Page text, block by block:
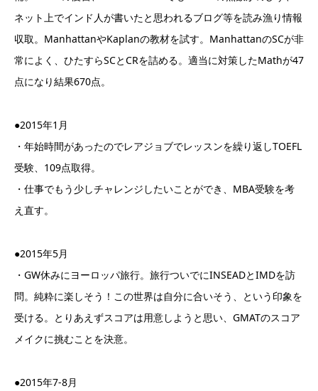
ネット上でインド人が書いたと思われるブログ等を読み漁り情報
収取。ManhattanやKaplanの教材を試す。ManhattanのSCが非
常によく、ひたすらSCとCRを詰める。適当に対策したMathが47
点になり結果670点。
●2015年1月
・年始時間があったのでレアジョブでレッスンを繰り返しTOEFL
受験、109点取得。
・仕事でもう少しチャレンジしたいことができ、MBA受験を考
え直す。
●2015年5月
・GW休みにヨーロッパ旅行。旅行ついでにINSEADとIMDを訪
問。純粋に楽しそう！この世界は自分に合いそう、という印象を
受ける。とりあえずスコアは用意しようと思い、GMATのスコア
メイクに挑むことを決意。
●2015年7-8月